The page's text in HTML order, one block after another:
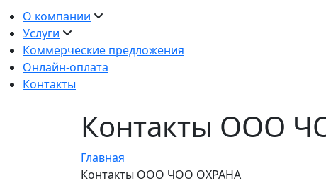
О компании
Услуги
Коммерческие предложения
Онлайн-оплата
Контакты
Контакты ООО
Главная
Контакты ООО ЧОО ОХРАНА